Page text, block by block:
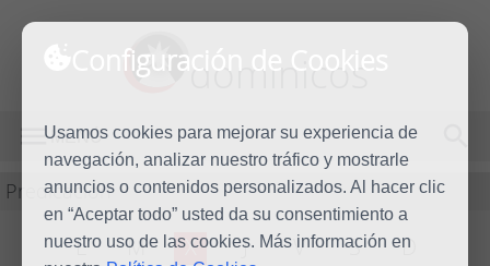
Configuración de Cookies
Usamos cookies para mejorar su experiencia de
navegación, analizar nuestro tráfico y mostrarle
anuncios o contenidos personalizados. Al hacer clic
en “Aceptar todo” usted da su consentimiento a
nuestro uso de las cookies. Más información en
dominicos
MENÚ
Predicación
L M X J V S D